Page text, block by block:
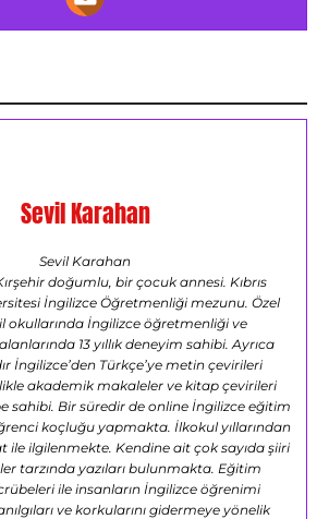
Sevil Karahan
Sevil Karahan
doğumlu, bir çocuk annesi. Kıbrıs
İngilizce Öğretmenliği mezunu. Özel
okullarında İngilizce öğretmenliği ve
13 yıllık deneyim sahibi. Ayrıca
İngilizce’den Türkçe’ye metin çevirileri
akademik makaleler ve kitap çevirileri
sahibi. Bir süredir de online İngilizce eğitim
koçluğu yapmakta. İlkokul yıllarından
ile ilgilenmekte. Kendine ait çok sayıda şiiri
tarzında yazıları bulunmakta. Eğitim
ile insanların İngilizce öğrenimi
ve korkularını gidermeye yönelik